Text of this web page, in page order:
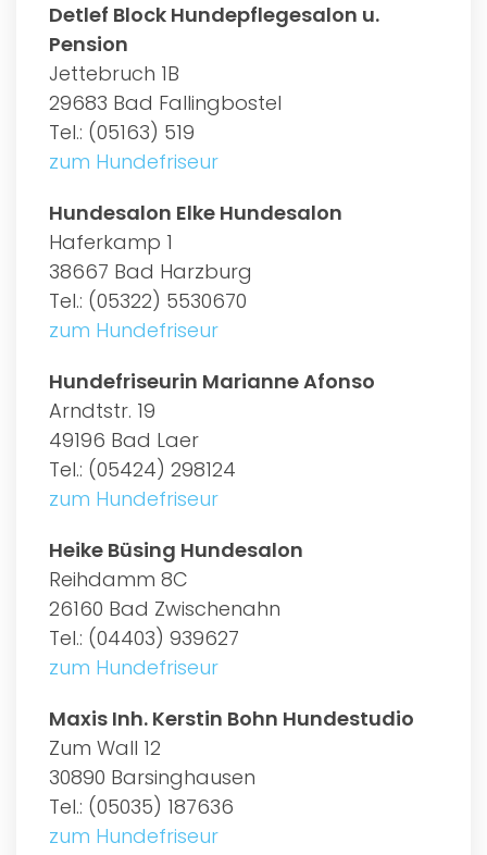
Detlef Block Hundepflegesalon u.
Pension
Jettebruch 1B
29683 Bad Fallingbostel
Tel.: (05163) 519
zum Hundefriseur
Hundesalon Elke Hundesalon
Haferkamp 1
38667 Bad Harzburg
Tel.: (05322) 5530670
zum Hundefriseur
Hundefriseurin Marianne Afonso
Arndtstr. 19
49196 Bad Laer
Tel.: (05424) 298124
zum Hundefriseur
Heike Büsing Hundesalon
Reihdamm 8C
26160 Bad Zwischenahn
Tel.: (04403) 939627
zum Hundefriseur
Maxis Inh. Kerstin Bohn Hundestudio
Zum Wall 12
30890 Barsinghausen
Tel.: (05035) 187636
zum Hundefriseur